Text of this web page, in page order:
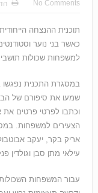
No Comments
תוכנית ההנצחה
כאשר בני נוער
למשפחות שכולות
במסגרת התכנית נפגשו
שמעו את סיפורם של
וכתבו לפרטי פרטים את
הצעירים למשפחות.
אריק בקר, יעקב
עילאי מתן סבן וגולדין
עבור המשפחות